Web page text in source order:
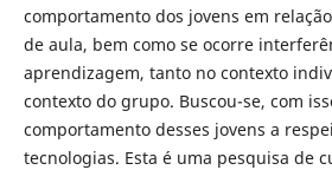
comportamento dos jovens em
de aula, bem como se ocorre
aprendizagem, tanto no contexto
contexto do grupo. Buscou-se, com
comportamento desses jovens a
tecnologias. Esta é uma pesquisa de